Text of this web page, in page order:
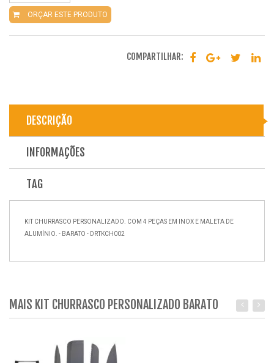
ORÇAR ESTE PRODUTO
COMPARTILHAR:
DESCRIÇÃO
INFORMAÇÕES
TAG
KIT CHURRASCO PERSONALIZADO. COM 4 PEÇAS EM INOX E MALETA DE
ALUMÍNIO. - BARATO - DRTKCH002
MAIS KIT CHURRASCO PERSONALIZADO BARATO